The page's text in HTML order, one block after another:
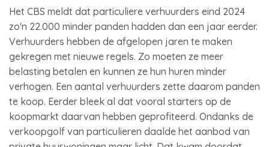
Het CBS meldt dat particuliere verhuurders eind 2024
zo'n 22.000 minder panden hadden dan een jaar eerder.
Verhuurders hebben de afgelopen jaren te maken
gekregen met nieuwe regels. Zo moeten ze meer
belasting betalen en kunnen ze hun huren minder
verhogen. Een aantal verhuurders zette daarom panden
te koop. Eerder bleek al dat vooral starters op de
koopmarkt daarvan hebben geprofiteerd. Ondanks de
verkoopgolf van particulieren daalde het aanbod van